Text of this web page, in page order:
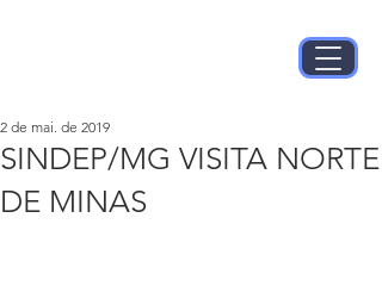
SINDEP/MG VISITA NORTE
DE MINAS
2 de mai. de 2019